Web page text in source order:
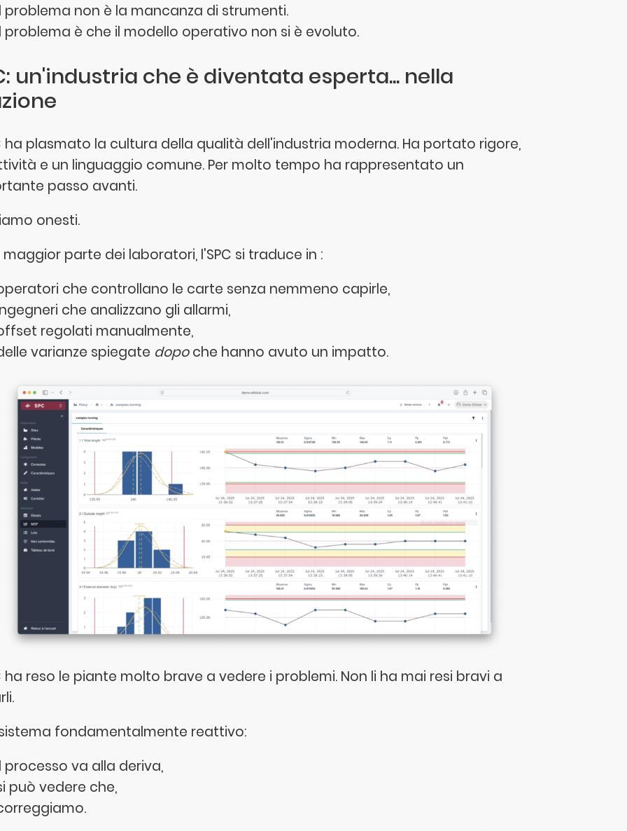
problema non è la mancanza di strumenti.
problema è che il modello operativo non si è evoluto.
un'industria che è diventata esperta... nella
ha plasmato la cultura della qualità dell'industria moderna. Ha portato rigore,
e un linguaggio comune. Per molto tempo ha rappresentato un
passo avanti.
onesti.
maggior parte dei laboratori, l'SPC si traduce in :
che controllano le carte senza nemmeno capirle,
che analizzano gli allarmi,
regolati manualmente,
varianze spiegate dopoche hanno avuto un impatto.
ha reso le piante molto brave a vedere i problemi. Non li ha mai resi bravi a
sistema fondamentalmente reattivo:
processo va alla deriva,
può vedere che,